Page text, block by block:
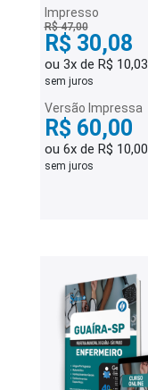
Impresso
R$ 47,00
R$ 30,08
ou 3x de R$ 10,03
sem juros
Versão Impressa
R$ 60,00
ou 6x de R$ 10,00
sem juros